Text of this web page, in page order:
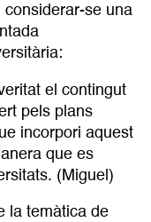
se una
el contingut
pels plans
incorpori aquest
que es
(Miguel)
la temàtica de